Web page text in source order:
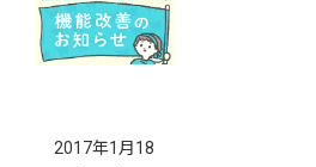
2017年1月18